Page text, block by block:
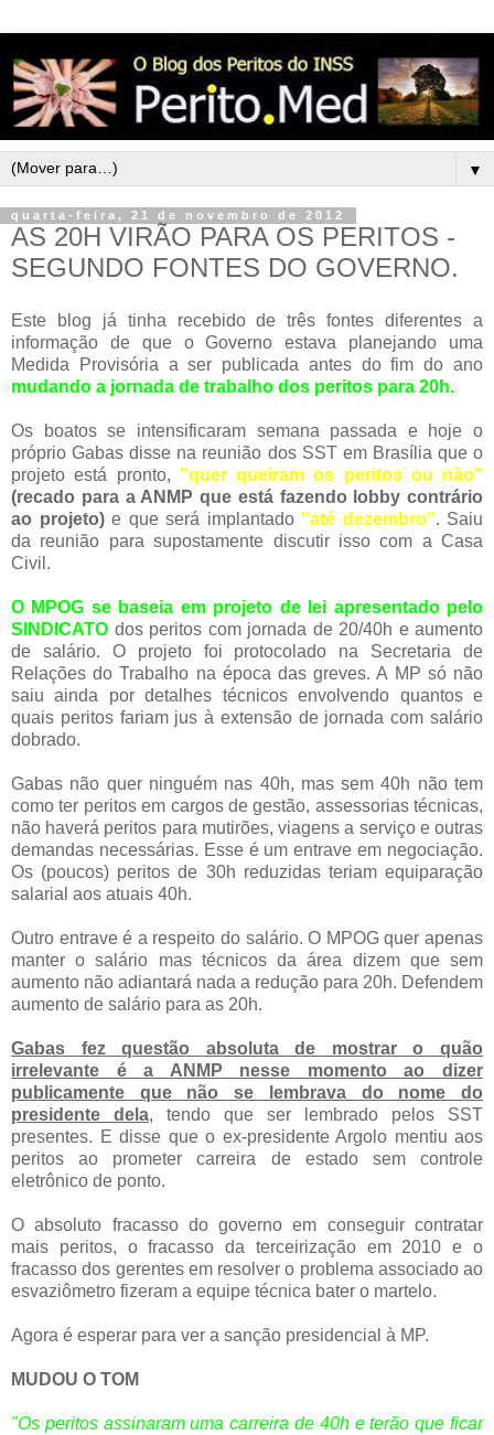
▼
quarta-feira, 21 de novembro de 2012
AS 20H VIRÃO PARA OS PERITOS -
SEGUNDO FONTES DO GOVERNO.
Este blog já tinha recebido de três fontes diferentes a
informação de que o Governo estava planejando uma
Medida Provisória a ser publicada antes do fim do ano
mudando a jornada de trabalho dos peritos para 20h.
Os boatos se intensificaram semana passada e hoje o
próprio Gabas disse na reunião dos SST em Brasília que o
projeto está pronto, "quer queiram os peritos ou não"
(recado para a ANMP que está fazendo lobby contrário
ao projeto)e que será implantado "até dezembro". Saiu
da reunião para supostamente discutir isso com a Casa
Civil.
O MPOG se baseia em projeto de lei apresentado pelo
SINDICATO dos peritos com jornada de 20/40h e aumento
de salário. O projeto foi protocolado na Secretaria de
Relações do Trabalho na época das greves. A MP só não
saiu ainda por detalhes técnicos envolvendo quantos e
quais peritos fariam jus à extensão de jornada com salário
dobrado.
Gabas não quer ninguém nas 40h, mas sem 40h não tem
como ter peritos em cargos de gestão, assessorias técnicas,
não haverá peritos para mutirões, viagens a serviço e outras
demandas necessárias. Esse é um entrave em negociação.
Os (poucos) peritos de 30h reduzidas teriam equiparação
salarial aos atuais 40h.
Outro entrave é a respeito do salário. O MPOG quer apenas
manter o salário mas técnicos da área dizem que sem
aumento não adiantará nada a redução para 20h. Defendem
aumento de salário para as 20h.
Gabas fez questão absoluta de mostrar o quão
irrelevante é a ANMP nesse momento ao dizer
publicamente que não se lembrava do nome do
presidente dela, tendo que ser lembrado pelos SST
presentes. E disse que o ex-presidente Argolo mentiu aos
peritos ao prometer carreira de estado sem controle
eletrônico de ponto.
O absoluto fracasso do governo em conseguir contratar
mais peritos, o fracasso da terceirização em 2010 e o
fracasso dos gerentes em resolver o problema associado ao
esvaziômetro fizeram a equipe técnica bater o martelo.
Agora é esperar para ver a sanção presidencial à MP.
MUDOU O TOM
"Os peritos assinaram uma carreira de 40h e terão que ficar